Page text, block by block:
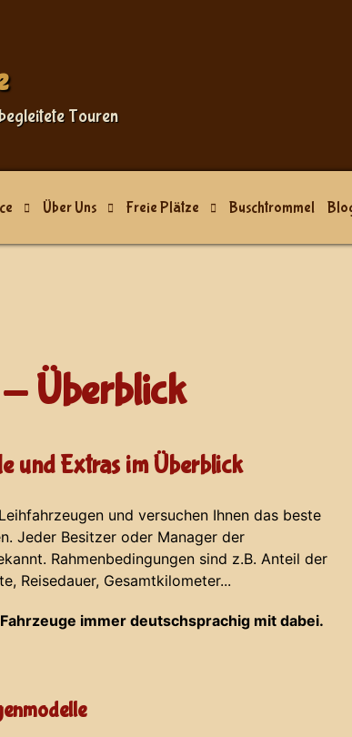
Touren
Über Uns Freie Plätze Buschtrommel
Überblick
und Extras im Überblick
und versuchen Ihnen das beste
Jeder Besitzer oder Manager der
Rahmenbedingungen sind z.B. Anteil der
Reisedauer, Gesamtkilometer...
immer deutschsprachig mit dabei.